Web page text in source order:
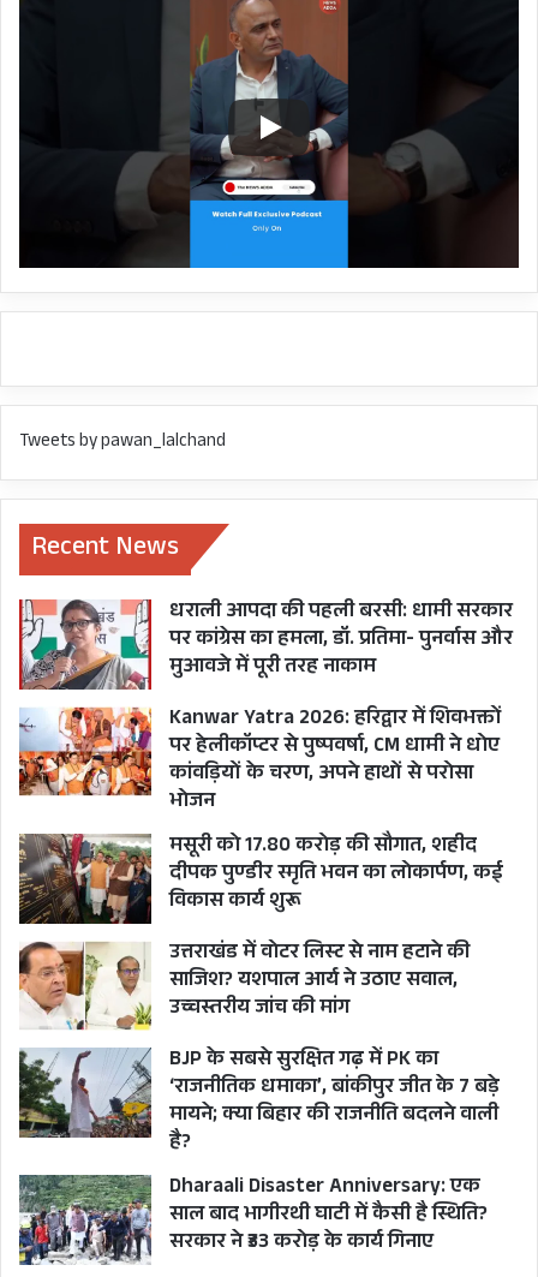
का एक-एक पद होगा। हाईकोर्ट के आदेश पर।
वित्त विभाग के द्वारा सहायक लेखाधिकारियों के पदों पर
पदोन्नति होने वाले अधिकारियों के लिए नियमावली में
समाज कल्याण विभाग में केंद्र सरकार द्वारा एससी के छात्रों
को दी जाने वाली दशमोत्तर छात्रवृति को राज्य सरकार ने
एडॉप्ट किया।
उत्तराखंड लोक एवम निजी संपत्ति क्षति वसूली एक्ट के
प्रस्ताव पर कैबिनेट ने लगाई मुहर।
एनआईटी सुमाड़ी श्रीनगर को मिली भूमि, कैबिनेट ने लगाई
मुहर।
आवास नियमावली में किया गया संशोधन। 6 लाख की
राशि को 9 चरणों में दी जाएगी। पहले यह राशि 7 चरणों में
दी जाती थी।
माध्यमिक शिक्षा विभाग के अंर्तगत अशासकीय विद्यालयों
में भर्ती प्रक्रिया पर कैबिनेट की रोक के लिए उच्च शिक्षा में
बनाई गई समिति करेगी समीक्षा।
फैमली कोर्ट में चाइल्ड काउंसलर और जनरल काउंसलर के
पद बड़ाए जायेंगे। कोर्ट के आदेशों पर 4 जनपद देहरादून,
हरिद्वार, उधमसिंहनगर, व नैनीताल में बड़ाए जायेंगे।
Tweets by pawan_lalchand
Recent News
धराली आपदा की पहली बरसी: धामी सरकार
पर कांग्रेस का हमला, डॉ. प्रतिमा- पुनर्वास और
मुआवजे में पूरी तरह नाकाम
Kanwar Yatra 2026: हरिद्वार में शिवभक्तों
पर हेलीकॉप्टर से पुष्पवर्षा, CM धामी ने धोए
कांवड़ियों के चरण, अपने हाथों से परोसा
भोजन
मसूरी को 17.80 करोड़ की सौगात, शहीद
दीपक पुण्डीर स्मृति भवन का लोकार्पण, कई
विकास कार्य शुरू
उत्तराखंड में वोटर लिस्ट से नाम हटाने की
साजिश? यशपाल आर्य ने उठाए सवाल,
उच्चस्तरीय जांच की मांग
BJP के सबसे सुरक्षित गढ़ में PK का
‘राजनीतिक धमाका’, बांकीपुर जीत के 7 बड़े
मायने; क्या बिहार की राजनीति बदलने वाली
है?
Dharaali Disaster Anniversary: एक
साल बाद भागीरथी घाटी में कैसी है स्थिति?
सरकार ने ₹33 करोड़ के कार्य गिनाए